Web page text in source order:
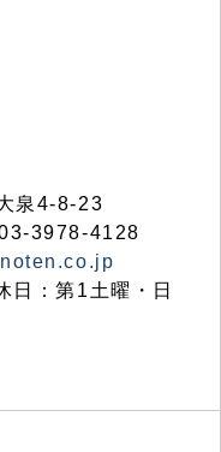
泉4-8-23
3978-4128
：第1土曜・日